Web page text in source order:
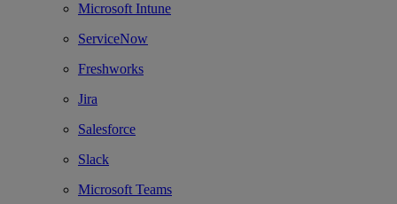
Microsoft Intune
ServiceNow
Freshworks
Jira
Salesforce
Slack
Microsoft Teams